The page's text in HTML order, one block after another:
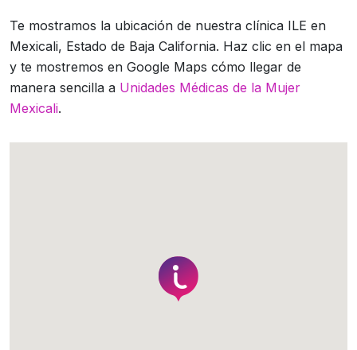
Te mostramos la ubicación de nuestra clínica ILE en
Mexicali, Estado de Baja California. Haz clic en el mapa
y te mostremos en Google Maps cómo llegar de
manera sencilla a Unidades Médicas de la Mujer
Mexicali.